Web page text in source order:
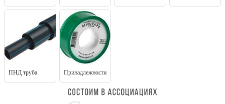
ПНД труба Принадлежности